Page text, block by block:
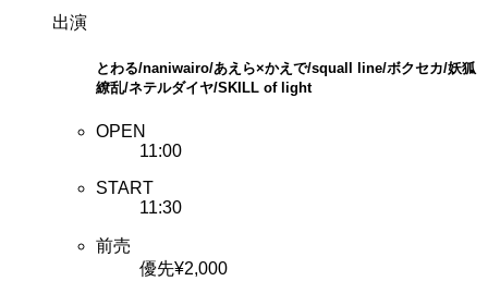
出演
とわる/naniwairo/あえら×かえで/squall line/ボクセカ/妖狐
繚乱/ネテルダイヤ/SKILL of light
OPEN
11:00
START
11:30
前売
優先¥2,000